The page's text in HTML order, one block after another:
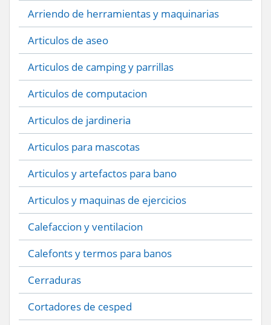
Arriendo de herramientas y maquinarias
Articulos de aseo
Articulos de camping y parrillas
Articulos de computacion
Articulos de jardineria
Articulos para mascotas
Articulos y artefactos para bano
Articulos y maquinas de ejercicios
Calefaccion y ventilacion
Calefonts y termos para banos
Cerraduras
Cortadores de cesped